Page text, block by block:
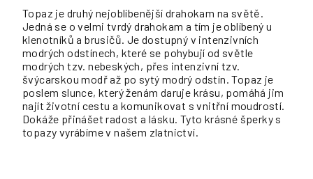
Topaz je druhý nejoblíbenější drahokam na světě.
Jedná se o velmi tvrdý drahokam a tím je oblíbený u
klenotníků a brusičů. Je dostupný v intenzivních
modrých odstínech, které se pohybují od světle
modrých tzv. nebeských, přes intenzivní tzv.
švýcarskou modř až po sytý modrý odstín. Topaz je
poslem slunce, který ženám daruje krásu, pomáhá jim
najít životní cestu a komunikovat s vnitřní moudrostí.
Dokáže přinášet radost a lásku. Tyto krásné šperky s
topazy vyrábíme v našem zlatnictví.